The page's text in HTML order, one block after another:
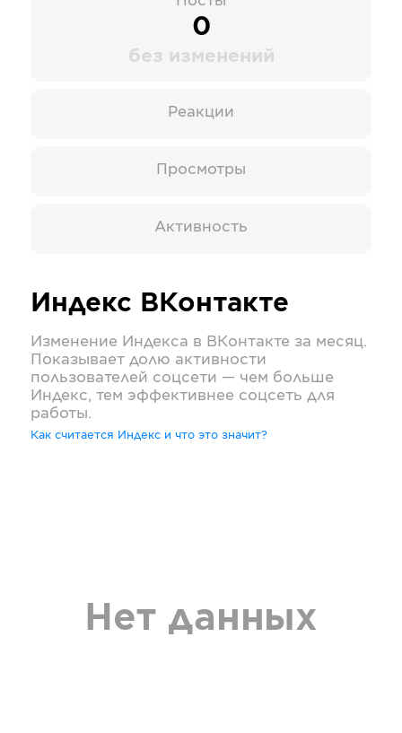
0
без изменений
Реакции
Просмотры
Активность
Индекс ВКонтакте
Изменение Индекса в ВКонтакте за месяц.
Показывает долю активности
пользователей соцсети — чем больше
Индекс, тем эффективнее соцсеть для
работы.
Как считается Индекс и что это значит?
Нет данных